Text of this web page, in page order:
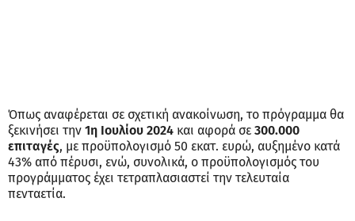
Όπως αναφέρεται σε σχετική ανακοίνωση, το πρόγραμμα θα
ξεκινήσει την 1η Ιουλίου 2024 και αφορά σε 300.000
επιταγές, με προϋπολογισμό 50 εκατ. ευρώ, αυξημένο κατά
43% από πέρυσι, ενώ, συνολικά, ο προϋπολογισμός του
προγράμματος έχει τετραπλασιαστεί την τελευταία
πενταετία.